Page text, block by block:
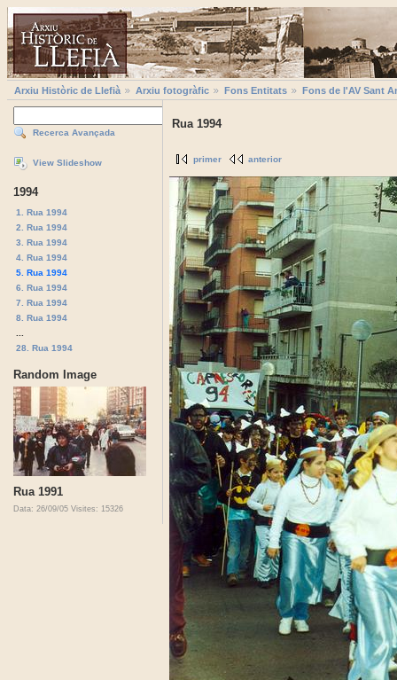
Arxiu Històric de Llefià Arxiu fotogràfic Fons Entitats Fons de l'AV Sant
Recerca Avançada
View Slideshow
1994
1. Rua 1994
2. Rua 1994
3. Rua 1994
4. Rua 1994
5. Rua 1994
6. Rua 1994
7. Rua 1994
8. Rua 1994
28. Rua 1994
Random Image
Rua 1991
Data: 26/09/05 Visites: 15326
Rua 1994
primer anterior